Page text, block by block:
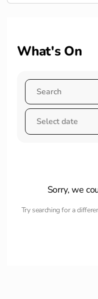
What's On
Sorry, we
Try searching for a